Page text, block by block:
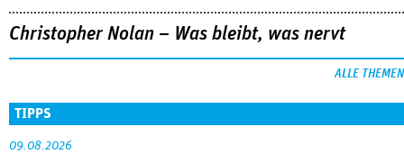
Christopher Nolan – Was bleibt, was nervt
ALLE THEMEN
TIPPS
09.08.2026